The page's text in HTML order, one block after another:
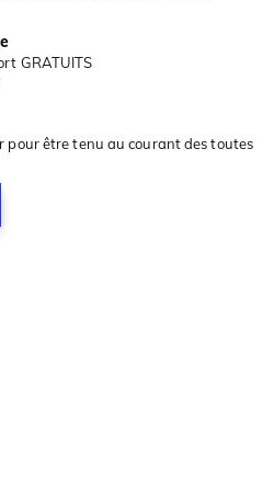
GRATUITS
pour être tenu au courant des toutes